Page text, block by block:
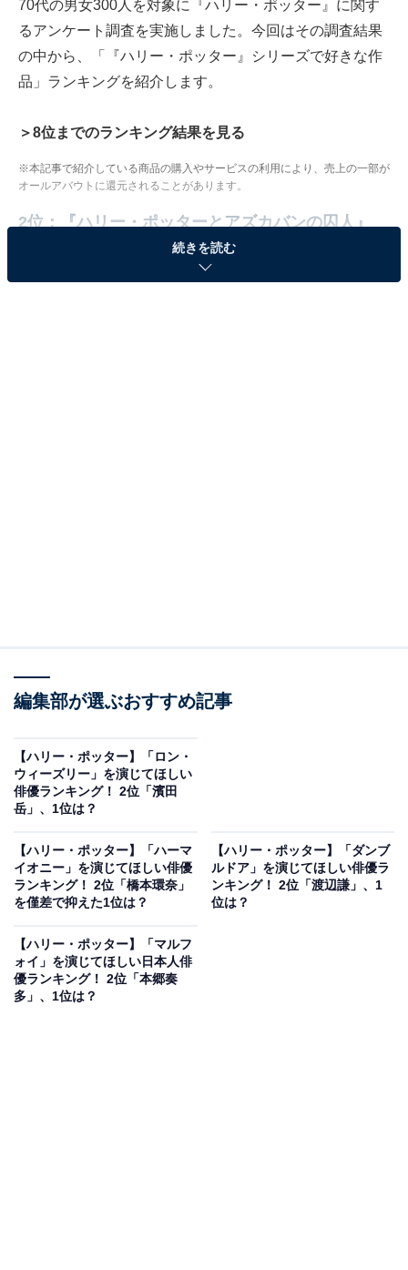
70代の男女300人を対象に『ハリー・ポッター』に関す
るアンケート調査を実施しました。今回はその調査結果
の中から、「『ハリー・ポッター』シリーズで好きな作
品」ランキングを紹介します。
＞8位までのランキング結果を見る
※本記事で紹介している商品の購入やサービスの利用により、売上の一部が
オールアバウトに還元されることがあります。
2位：『ハリー・ポッターとアズカバンの囚人』
バン監獄から脱獄した囚人シリウス・ブラックを中心に
物語が展開され、ハリー・ポッターの成長と魔法界の闇
が交差する転換期ともなる重要な作品です。物語全体の
ー、ハーマイオニー・グレンジャーたちはホグワーツ魔
法魔術学校3年生となり、闇の魔術に対する防衛術の新
任教師リーマス・ルーピンと交流しながら、大きく成長
アンケート回答では、「ハリーの唯一の家族となるシリ
ウスブラックのファンで、心が温かくなるから」（20代
続きを読む
編集部が選ぶおすすめ記事
【ハリー・ポッター】「ロン・
ウィーズリー」を演じてほしい
俳優ランキング！ 2位「濱田
岳」、1位は？
【ハリー・ポッター】「ハーマ
イオニー」を演じてほしい俳優
ランキング！ 2位「橋本環奈」
を僅差で抑えた1位は？
【ハリー・ポッター】「ダンブ
ルドア」を演じてほしい俳優ラ
ンキング！ 2位「渡辺謙」、1
位は？
【ハリー・ポッター】「マルフ
ォイ」を演じてほしい日本人俳
優ランキング！ 2位「本郷奏
多」、1位は？